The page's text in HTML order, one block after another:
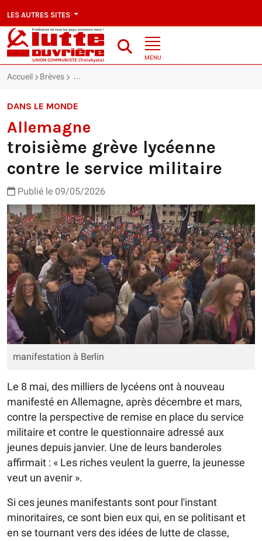
LES AUTRES SITES
MENU
Accueil Brèves Allemagne : troisième grève lycéenne contre le
DANS LE MONDE
Allemagne
troisième grève lycéenne
contre le service militaire
Publié le 09/05/2026
manifestation à Berlin
Le 8 mai, des milliers de lycéens ont à nouveau
manifesté en Allemagne, après décembre et mars,
contre la perspective de remise en place du service
militaire et contre le questionnaire adressé aux
jeunes depuis janvier. Une de leurs banderoles
affirmait : « Les riches veulent la guerre, la jeunesse
veut un avenir ».
Si ces jeunes manifestants sont pour l'instant
minoritaires, ce sont bien eux qui, en se politisant et
en se tournant vers des idées de lutte de classe,